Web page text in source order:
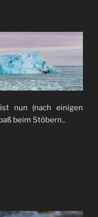
nun (nach einigen
beim Stöbern..